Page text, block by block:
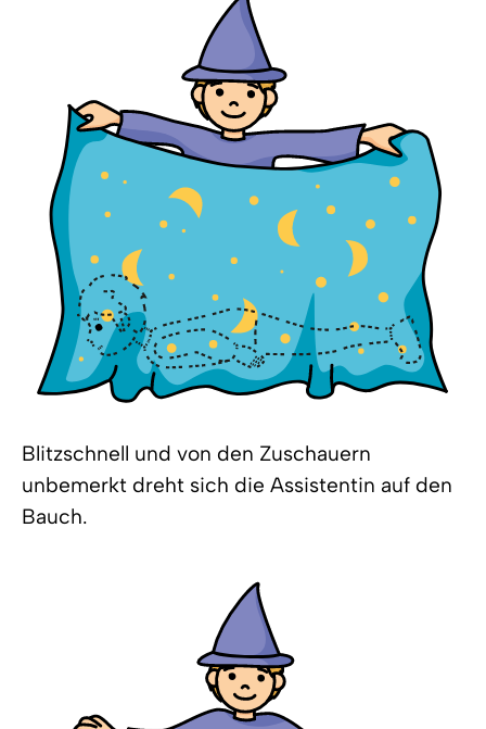
Blitzschnell und von den Zuschauern
unbemerkt dreht sich die Assistentin auf den
Bauch.